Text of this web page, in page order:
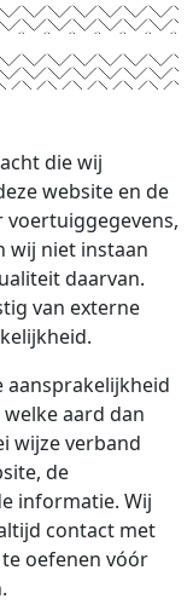
die wij
website en de
wij niet instaan
daarvan.
van externe
aansprakelijkheid
aard dan
wijze verband
de
informatie. Wij
contact met
oefenen vóór